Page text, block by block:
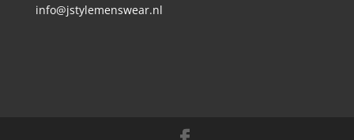
info@jstylemenswear.nl